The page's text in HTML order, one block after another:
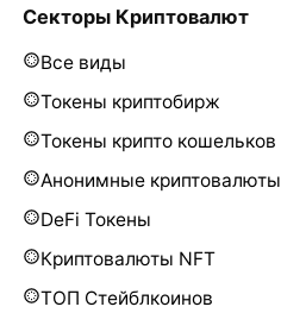
Секторы Криптовалют
Все виды
Токены криптобирж
Токены крипто кошельков
Анонимные криптовалюты
DeFi Токены
Криптовалюты NFT
ТОП Стейблкоинов